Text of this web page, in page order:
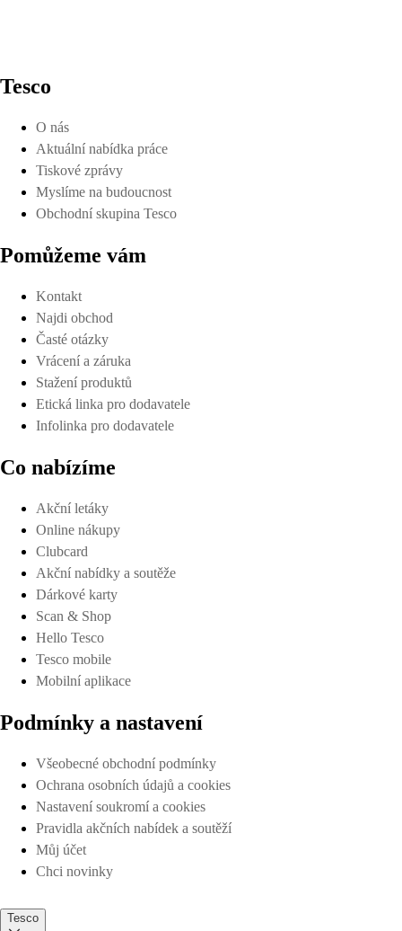
Tesco
O nás
Aktuální nabídka práce
Tiskové zprávy
Myslíme na budoucnost
Obchodní skupina Tesco
Pomůžeme vám
Kontakt
Najdi obchod
Časté otázky
Vrácení a záruka
Stažení produktů
Etická linka pro dodavatele
Infolinka pro dodavatele
Co nabízíme
Akční letáky
Online nákupy
Clubcard
Akční nabídky a soutěže
Dárkové karty
Scan & Shop
Hello Tesco
Tesco mobile
Mobilní aplikace
Podmínky a nastavení
Všeobecné obchodní podmínky
Ochrana osobních údajů a cookies
Nastavení soukromí a cookies
Pravidla akčních nabídek a soutěží
Můj účet
Chci novinky
Tesco